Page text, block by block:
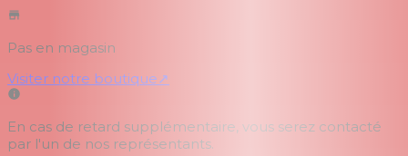
Pas en magasin
Visiter notre boutique↗
En cas de retard supplémentaire, vous serez contacté
par l'un de nos représentants.